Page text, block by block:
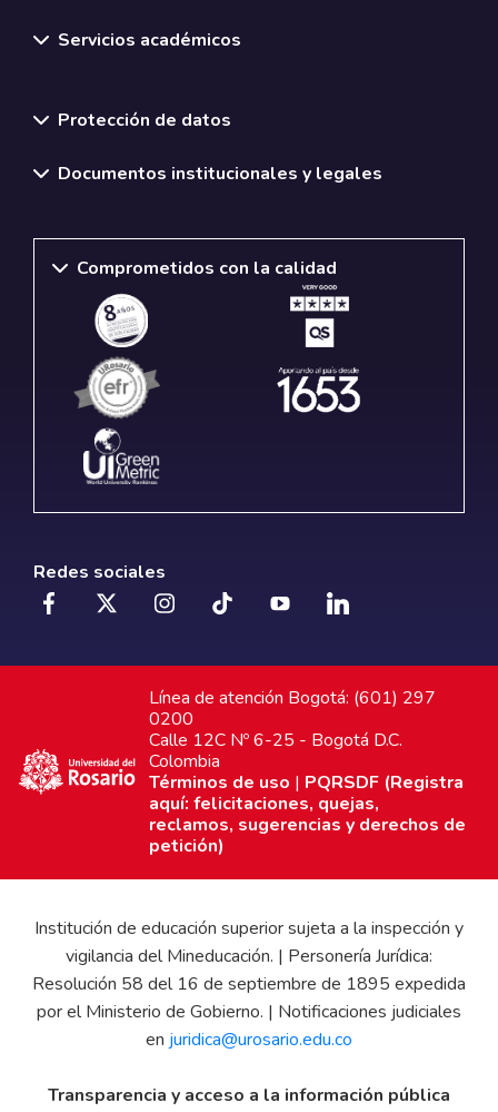
Servicios académicos
Protección de datos
Documentos institucionales y legales
Comprometidos con la calidad
Redes sociales
Línea de atención Bogotá: (601) 297
0200
Calle 12C Nº 6-25 - Bogotá D.C.
Colombia
Términos de uso | PQRSDF (Registra
aquí: felicitaciones, quejas,
reclamos, sugerencias y derechos de
petición)
Institución de educación superior sujeta a la inspección y
vigilancia del Mineducación. | Personería Jurídica:
Resolución 58 del 16 de septiembre de 1895 expedida
por el Ministerio de Gobierno. | Notificaciones judiciales
en juridica@urosario.edu.co
Transparencia y acceso a la información pública